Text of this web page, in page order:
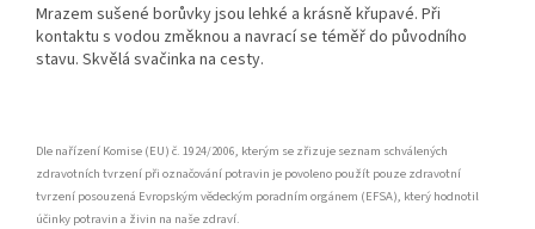
Mrazem sušené borůvky jsou lehké a krásně křupavé. Při
kontaktu s vodou změknou a navrací se téměř do původního
stavu. Skvělá svačinka na cesty.
Dle nařízení Komise (EU) č. 1924/2006, kterým se zřizuje seznam schválených
zdravotních tvrzení při označování potravin je povoleno použít pouze zdravotní
tvrzení posouzená Evropským vědeckým poradním orgánem (EFSA), který hodnotil
účinky potravin a živin na naše zdraví.